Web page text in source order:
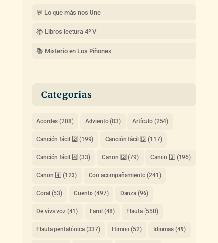
💬 Lo que más nos Une
📚 Libros lectura 4º V
📚 Misterio en Los Piñones
Categorias
Acordes(208) Adviento(83) Artículo(254)
Canción fácil 2️⃣ (199) Canción fácil 3️⃣ (117)
Canción fácil 4️⃣ (33) Canon 2️⃣ (79) Canon 3️⃣ (196)
Canon 4️⃣ (123) Con acompañamiento(241)
Coral(53) Cuento(497) Danza(96)
De viva voz(41) Farol(48) Flauta(550)
Flauta pentatónica(337) Himno(52) Idiomas(49)